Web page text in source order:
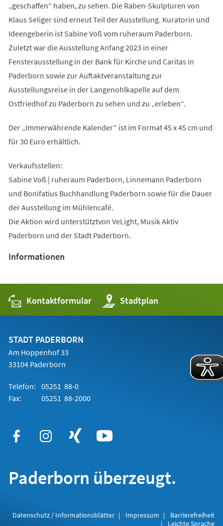
„geschaffen“ haben, zu sehen. Die Raben-Skulpturen von
Klaus Seliger sind erneut Teil der Ausstellung. Kuratorin und
Ideengeberin ist Sabine Voß vom ruheraum Paderborn.
Zuletzt war die Ausstellung Anfang 2023 in einer
Fensterausstellung in der Bank für Kirche und Caritas in
Paderborn sowie zur Auftaktveranstaltung zur
Ausstellungsreise in der Langenohlkapelle auf dem
Ostfriedhof zu Paderborn zu sehen und zu „erleben“.
Der „Immerwährende Kalender“ ist im Format 45 x 45 cm und
für 30 Euro erhältlich.
Verkaufsstellen:
Sabine Voß | ruheraum Paderborn, Linnemann Paderborn
und Bonifatius Buchhandlung Paderborn sowie für die Dauer
der Ausstellung im Mühlencafé.
Die Aktion wird unterstütztvon VeLight, Musik Aktiv
Paderborn und der Stadt Paderborn.
Informationen
Kontaktformular Stadtplan
(Öffnet
in
einem
STADT PADERBORN
Am Hoppenhof 33
33104 Paderborn
Telefon: 05251 88-0
Fax:
05251 88-2000
Paderborn überzeugt.
Datenschutz / Informationsblätter Impressum
Barrierefreiheit
Leichte Sprache